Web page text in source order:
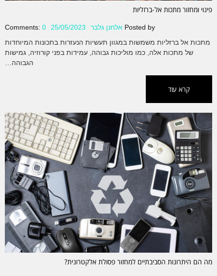
פינוי ומחזור מתכות אל-ברזליות
Posted by אלחנן גלבר 25/05/2023
Comments: 0
מתכות אל ברזליות משמשות במגוון תעשיות הנעזרות בתכונות המיוחדות
של מתכות אלה, כמו מוליכות גבוהה, עמידות בפני קורוזיה, גמישות
הגבוהה…
קרא עוד
מה הם היתרונות הסביבתיים למחזור פסולת אלקטרונית?